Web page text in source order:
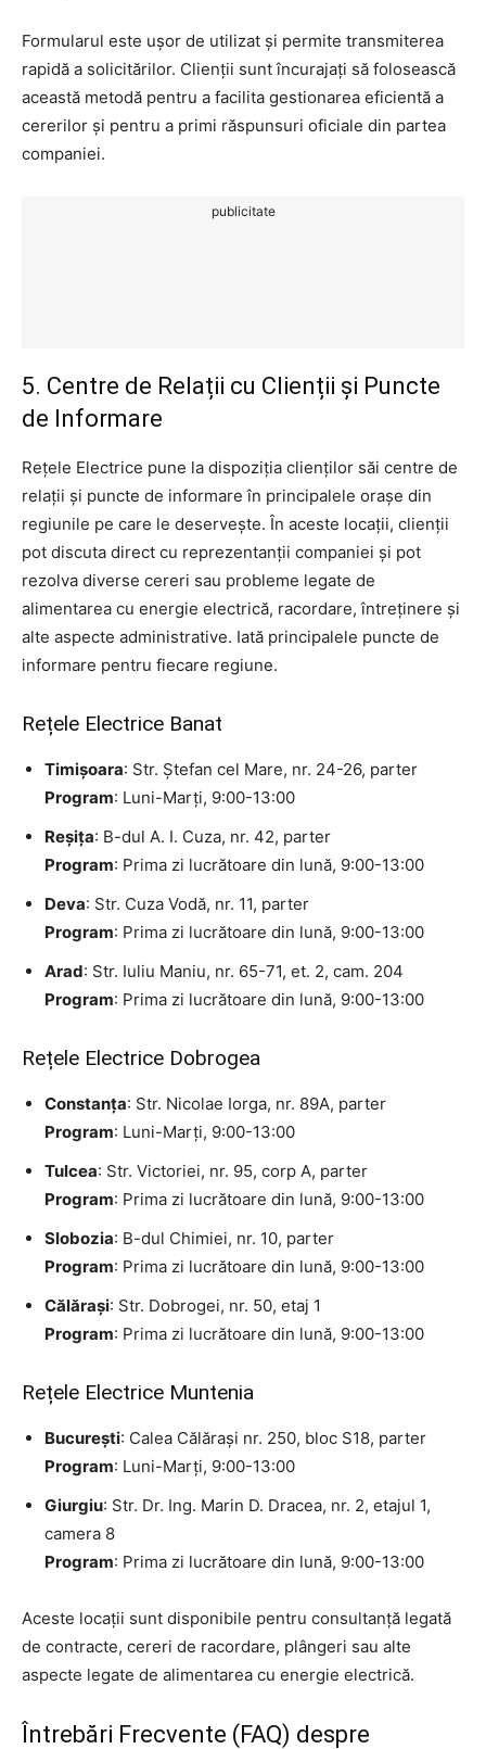
Formularul este ușor de utilizat și permite transmiterea
rapidă a solicitărilor. Clienții sunt încurajați să folosească
această metodă pentru a facilita gestionarea eficientă a
cererilor și pentru a primi răspunsuri oficiale din partea
companiei.
publicitate
5. Centre de Relații cu Clienții și Puncte
de Informare
Rețele Electrice pune la dispoziția clienților săi centre de
relații și puncte de informare în principalele orașe din
regiunile pe care le deservește. În aceste locații, clienții
pot discuta direct cu reprezentanții companiei și pot
rezolva diverse cereri sau probleme legate de
alimentarea cu energie electrică, racordare, întreținere și
alte aspecte administrative. Iată principalele puncte de
informare pentru fiecare regiune.
Rețele Electrice Banat
Timișoara: Str. Ștefan cel Mare, nr. 24-26, parter
Program: Luni-Marți, 9:00-13:00
Reșița: B-dul A. I. Cuza, nr. 42, parter
Program: Prima zi lucrătoare din lună, 9:00-13:00
Deva: Str. Cuza Vodă, nr. 11, parter
Program: Prima zi lucrătoare din lună, 9:00-13:00
Arad: Str. Iuliu Maniu, nr. 65-71, et. 2, cam. 204
Program: Prima zi lucrătoare din lună, 9:00-13:00
Rețele Electrice Dobrogea
Constanța: Str. Nicolae Iorga, nr. 89A, parter
Program: Luni-Marți, 9:00-13:00
Tulcea: Str. Victoriei, nr. 95, corp A, parter
Program: Prima zi lucrătoare din lună, 9:00-13:00
Slobozia: B-dul Chimiei, nr. 10, parter
Program: Prima zi lucrătoare din lună, 9:00-13:00
Călărași: Str. Dobrogei, nr. 50, etaj 1
Program: Prima zi lucrătoare din lună, 9:00-13:00
Rețele Electrice Muntenia
București: Calea Călărași nr. 250, bloc S18, parter
Program: Luni-Marți, 9:00-13:00
Giurgiu: Str. Dr. Ing. Marin D. Dracea, nr. 2, etajul 1,
camera 8
Program: Prima zi lucrătoare din lună, 9:00-13:00
Aceste locații sunt disponibile pentru consultanță legată
de contracte, cereri de racordare, plângeri sau alte
aspecte legate de alimentarea cu energie electrică.
Întrebări Frecvente (FAQ) despre